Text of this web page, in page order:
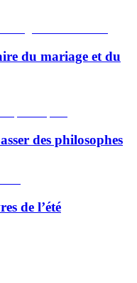
du mariage et du
des philosophes
de l’été